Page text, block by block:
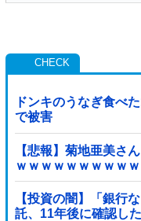
ドンキのうなぎ食べ
で被害
【悲報】菊地亜美さ
ｗｗｗｗｗｗｗｗｗ
【投資の闇】「銀行
託、11年後に確認し